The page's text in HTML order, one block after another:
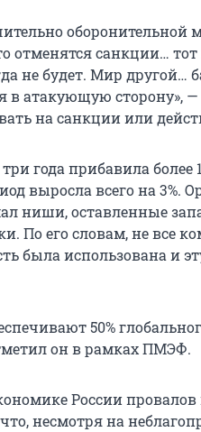
оборонительной
отменятся санкции…
не будет. Мир другой…
в атакующую сторону»,
на санкции или
года прибавила более
выросла всего на 3%.
ниши, оставленные
По его словам, не все
была использована и
50%
он в рамках ПМЭФ.
России
несмотря на